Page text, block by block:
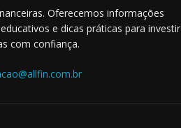
Oferecemos informações
e dicas práticas para investir
com confiança.